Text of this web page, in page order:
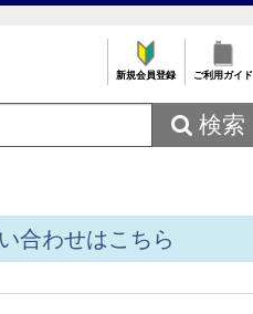
新規会員登録 ご利用ガイド
 検索
合わせはこちら